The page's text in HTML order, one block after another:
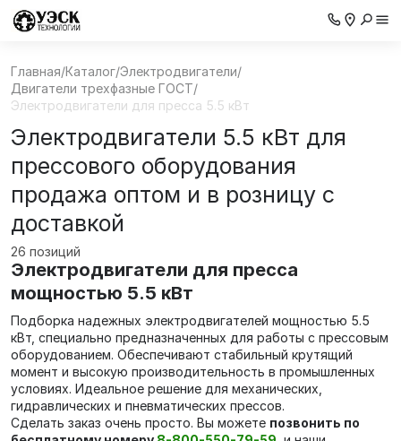
Главная/Каталог/Электродвигатели/
Двигатели трехфазные ГОСТ/
Электродвигатели для пресса 5.5 кВт
Электродвигатели 5.5 кВт для
прессового оборудования
продажа оптом и в розницу с
доставкой
26 позиций
Электродвигатели для пресса
мощностью 5.5 кВт
Подборка надежных электродвигателей мощностью 5.5
кВт, специально предназначенных для работы с прессовым
оборудованием. Обеспечивают стабильный крутящий
момент и высокую производительность в промышленных
условиях. Идеальное решение для механических,
гидравлических и пневматических прессов.
Сделать заказ очень просто. Вы можете позвонить по